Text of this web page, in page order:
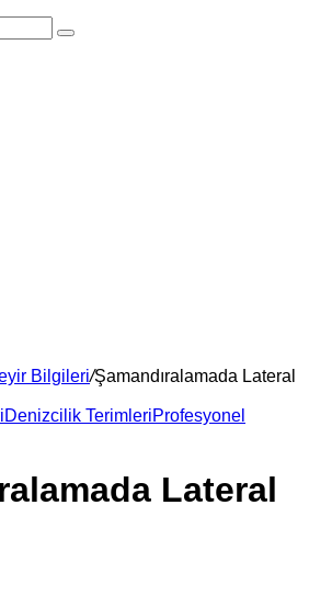
Bilgileri/Şamandıralamada Lateral
Denizcilik TerimleriProfesyonel
Lateral